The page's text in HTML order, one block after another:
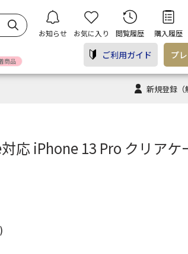
お知らせ お気に入り 閲覧履歴 購入履歴
商品
ご利用ガイド プ
新規登録
応 iPhone 13 Pro クリアケ